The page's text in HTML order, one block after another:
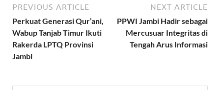
PREVIOUS ARTICLE
Perkuat Generasi Qur’ani,
Wabup Tanjab Timur Ikuti
Rakerda LPTQ Provinsi
Jambi
NEXT ARTICLE
PPWI Jambi Hadir sebagai
Mercusuar Integritas di
Tengah Arus Informasi